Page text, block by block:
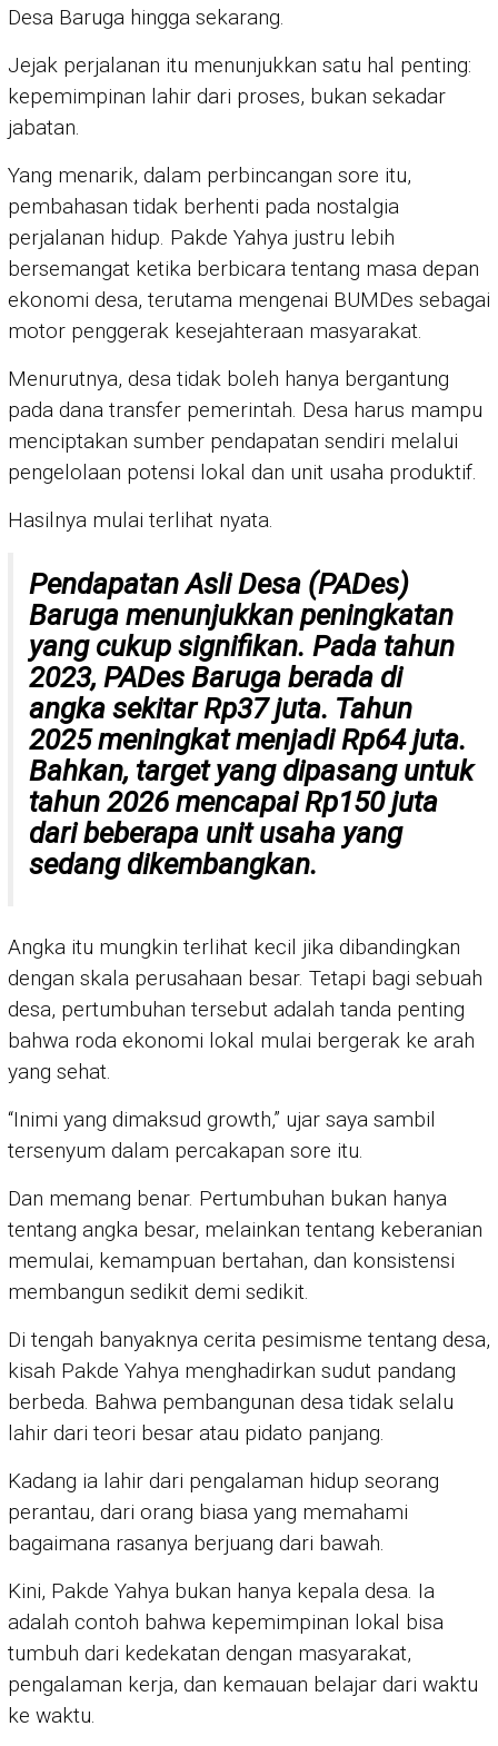
Desa Baruga hingga sekarang.
Jejak perjalanan itu menunjukkan satu hal penting:
kepemimpinan lahir dari proses, bukan sekadar
jabatan.
Yang menarik, dalam perbincangan sore itu,
pembahasan tidak berhenti pada nostalgia
perjalanan hidup. Pakde Yahya justru lebih
bersemangat ketika berbicara tentang masa depan
ekonomi desa, terutama mengenai BUMDes sebagai
motor penggerak kesejahteraan masyarakat.
Menurutnya, desa tidak boleh hanya bergantung
pada dana transfer pemerintah. Desa harus mampu
menciptakan sumber pendapatan sendiri melalui
pengelolaan potensi lokal dan unit usaha produktif.
Hasilnya mulai terlihat nyata.
Pendapatan Asli Desa (PADes)
Baruga menunjukkan peningkatan
yang cukup signifikan. Pada tahun
2023, PADes Baruga berada di
angka sekitar Rp37 juta. Tahun
2025 meningkat menjadi Rp64 juta.
Bahkan, target yang dipasang untuk
tahun 2026 mencapai Rp150 juta
dari beberapa unit usaha yang
sedang dikembangkan.
Angka itu mungkin terlihat kecil jika dibandingkan
dengan skala perusahaan besar. Tetapi bagi sebuah
desa, pertumbuhan tersebut adalah tanda penting
bahwa roda ekonomi lokal mulai bergerak ke arah
yang sehat.
“Inimi yang dimaksud growth,” ujar saya sambil
tersenyum dalam percakapan sore itu.
Dan memang benar. Pertumbuhan bukan hanya
tentang angka besar, melainkan tentang keberanian
memulai, kemampuan bertahan, dan konsistensi
membangun sedikit demi sedikit.
Di tengah banyaknya cerita pesimisme tentang desa,
kisah Pakde Yahya menghadirkan sudut pandang
berbeda. Bahwa pembangunan desa tidak selalu
lahir dari teori besar atau pidato panjang.
Kadang ia lahir dari pengalaman hidup seorang
perantau, dari orang biasa yang memahami
bagaimana rasanya berjuang dari bawah.
Kini, Pakde Yahya bukan hanya kepala desa. Ia
adalah contoh bahwa kepemimpinan lokal bisa
tumbuh dari kedekatan dengan masyarakat,
pengalaman kerja, dan kemauan belajar dari waktu
ke waktu.